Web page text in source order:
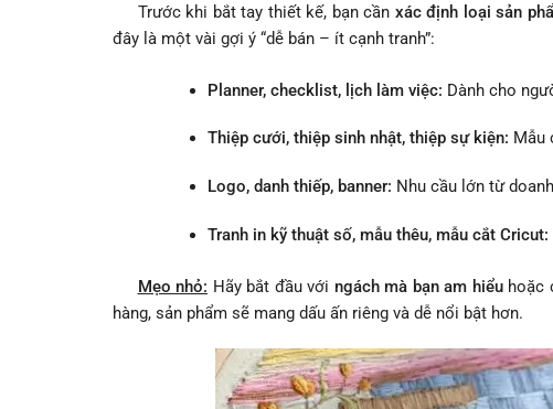
Trước khi bắt tay thiết kế, bạn cần xác định loại sản
đây là một vài gợi ý “dễ bán – ít cạnh tranh”:
Planner, checklist, lịch làm việc: Dành cho
Thiệp cưới, thiệp sinh nhật, thiệp sự kiện: Mẫu
Logo, danh thiếp, banner: Nhu cầu lớn từ
Tranh in kỹ thuật số, mẫu thêu, mẫu cắt Cricut:
Mẹo nhỏ: Hãy bắt đầu với ngách mà bạn am hiểuhoặc
hàng, sản phẩm sẽ mang dấu ấn riêng và dễ nổi bật hơn.